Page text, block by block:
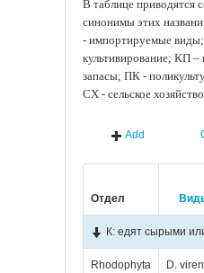
В таблице приводятся
синонимы этих
- импортируемые
культивирование; КП
запасы; ПК -
СХ - сельское
Add
Отдел
К: едят сырыми
Rhodophyta
D.